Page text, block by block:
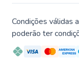
Condições válidas
poderão ter